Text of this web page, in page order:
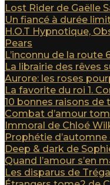
Lost Rider de Gaëlle
Un fiancé à durée
H.O.T Hypnotique,
Pears
L’inconnu de la route
La librairie des rêves
Aurore: les roses
La favorite du roi 1.
10 bonnes raisons de
Combat d’amour
Immoral de Chloé
Prophétie d’automne
Deep & dark de
Quand l’amour s’en
Les disparus de